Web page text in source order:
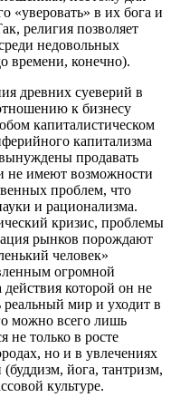
«уверовать» в их бога и
религия позволяет
недовольных
времени, конечно).
древних суеверий в
к бизнесу
капиталистическом
капитализма
продавать
не имеют возможности
проблем, что
и рационализма.
кризис, проблемы
рынков порождают
человек»
огромной
которой он не
реальный мир и уходит в
можно всего лишь
не только в росте
но и в увлечениях
йога, тантризм,
культуре.